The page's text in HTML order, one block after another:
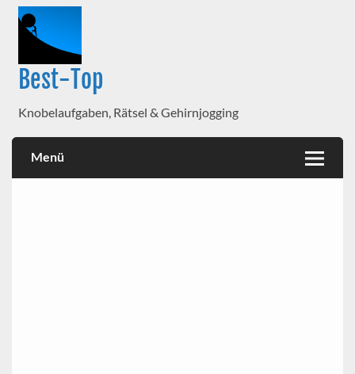
Best-Top
Knobelaufgaben, Rätsel & Gehirnjogging
Menü